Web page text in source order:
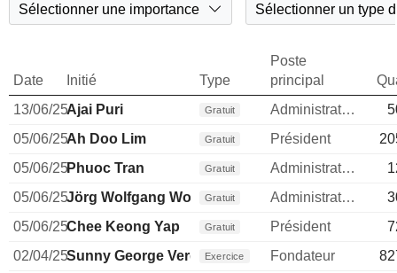
Sélectionner une importance
Sélectionner un type
Date Initié Type
Poste
principal
13/06/25Ajai Puri Gratuit Administrateur
05/06/25Ah Doo Lim Gratuit Président
05/06/25Phuoc Tran Gratuit Administrateur
05/06/25Jörg Wolfgang WolleGratuit Administrateur
05/06/25Chee Keong Yap Gratuit Président
02/04/25Sunny George Verghese
Exercice Fondateur